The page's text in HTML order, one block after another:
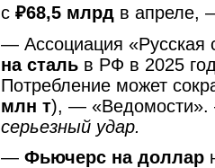
с ₽68,5 млрд в
— Ассоциация «Русская
на сталь в РФ в 2025
Потребление может
млн т), —
серьезный удар.
— Фьючерс на доллар